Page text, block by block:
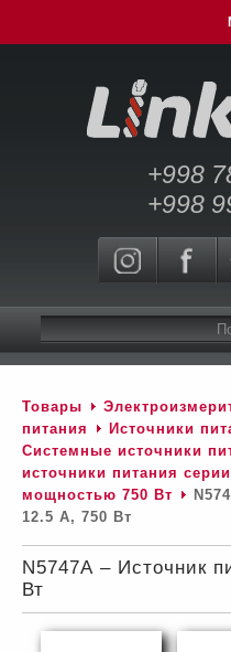
+998
+998
Товары
питания
Источники
Системные источники
источники питания
мощностью 750 Вт
12.5 А, 750 Вт
N5747А – Источник
Вт